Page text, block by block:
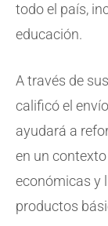
todo el país,
educación.
A través de
calificó el
ayudará a
en un
económicas y
productos